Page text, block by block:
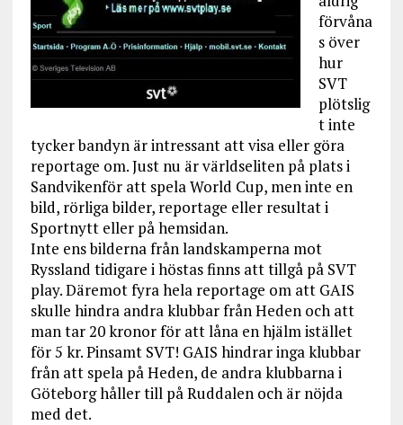
förvåna
s över
hur
SVT
plötslig
t inte
tycker bandyn är intressant att visa eller göra
reportage om. Just nu är världseliten på plats i
Sandvikenför att spela World Cup, men inte en
bild, rörliga bilder, reportage eller resultat i
Sportnytt eller på hemsidan.
Inte ens bilderna från landskamperna mot
Ryssland tidigare i höstas finns att tillgå på SVT
play. Däremot fyra hela reportage om att GAIS
skulle hindra andra klubbar från Heden och att
man tar 20 kronor för att låna en hjälm istället
för 5 kr. Pinsamt SVT! GAIS hindrar inga klubbar
från att spela på Heden, de andra klubbarna i
Göteborg håller till på Ruddalen och är nöjda
med det.